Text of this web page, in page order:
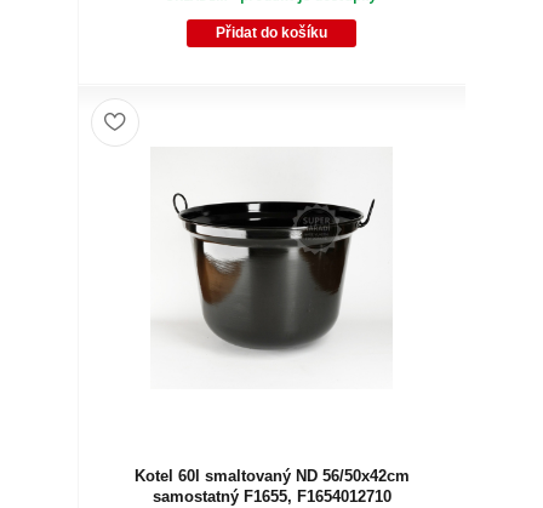
Přidat do košíku
Kotel 60l smaltovaný ND 56/50x42cm
samostatný F1655, F1654012710